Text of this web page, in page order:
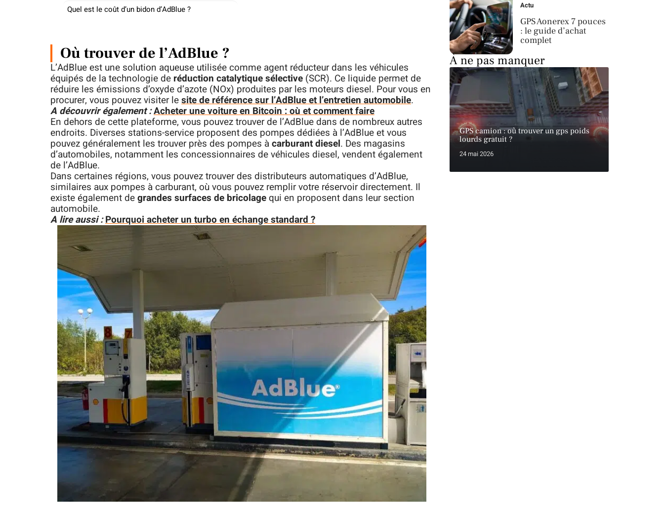
Quel est le coût d’un bidon d’AdBlue ?
Où trouver de l’AdBlue ?
L’AdBlue est une solution aqueuse utilisée comme agent réducteur dans les véhicules
équipés de la technologie de réduction catalytique sélective (SCR). Ce liquide permet de
réduire les émissions d’oxyde d’azote (NOx) produites par les moteurs diesel. Pour vous en
procurer, vous pouvez visiter lesite de référence sur l’AdBlue et l’entretien automobile.
A découvrir également :Acheter une voiture en Bitcoin : où et comment faire
En dehors de cette plateforme, vous pouvez trouver de l’AdBlue dans de nombreux autres
endroits. Diverses stations-service proposent des pompes dédiées à l’AdBlue et vous
pouvez généralement les trouver près des pompes àcarburant diesel. Des magasins
d’automobiles, notamment les concessionnaires de véhicules diesel, vendent également
de l’AdBlue.
Dans certaines régions, vous pouvez trouver des distributeurs automatiques d’AdBlue,
similaires aux pompes à carburant, où vous pouvez remplir votre réservoir directement. Il
existe également degrandes surfaces de bricolage qui en proposent dans leur section
automobile.
A lire aussi :Pourquoi acheter un turbo en échange standard ?
Actu
GPS Aonerex 7 pouces
: le guide d’achat
complet
À ne pas manquer
GPS camion : où trouver un gps poids
lourds gratuit ?
24 mai 2026